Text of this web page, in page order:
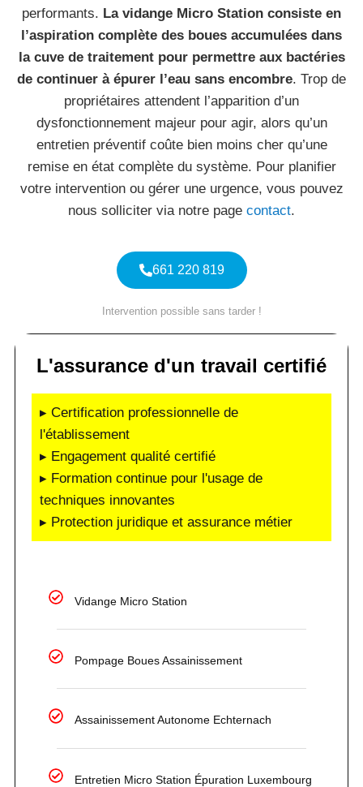
performants. La vidange Micro Station consiste en
l’aspiration complète des boues accumulées dans
la cuve de traitement pour permettre aux bactéries
de continuer à épurer l’eau sans encombre. Trop de
propriétaires attendent l’apparition d’un
dysfonctionnement majeur pour agir, alors qu’un
entretien préventif coûte bien moins cher qu’une
remise en état complète du système. Pour planifier
votre intervention ou gérer une urgence, vous pouvez
nous solliciter via notre page contact.
661 220 819
Intervention possible sans tarder !
L'assurance d'un travail certifié
▸ Certification professionnelle de
l'établissement
▸ Engagement qualité certifié
▸ Formation continue pour l'usage de
techniques innovantes
▸ Protection juridique et assurance métier
Vidange Micro Station
Pompage Boues Assainissement
Assainissement Autonome Echternach
Entretien Micro Station Épuration Luxembourg